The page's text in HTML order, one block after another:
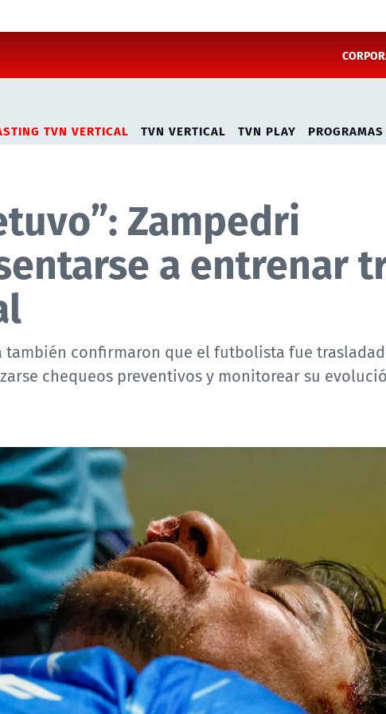
TVN VERTICAL TVN VERTICAL TVN PLAY PROGRAMAS
Zampedri
a entrenar
también confirmaron que el futbolista fue
chequeos preventivos y monitorear su